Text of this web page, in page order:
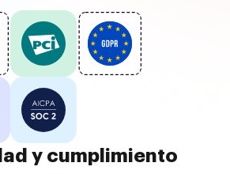
y cumplimiento